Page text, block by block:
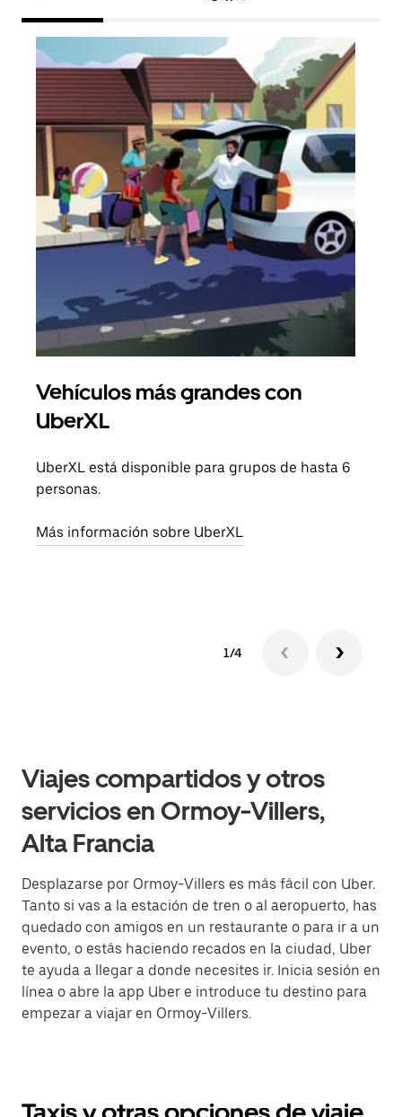
Vehículos más grandes con
UberXL
UberXL está disponible para grupos de hasta 6
personas.
Más información sobre UberXL
1/4
Viajes compartidos y otros
servicios en Ormoy-Villers,
Alta Francia
Desplazarse por Ormoy-Villers es más fácil con Uber.
Tanto si vas a la estación de tren o al aeropuerto, has
quedado con amigos en un restaurante o para ir a un
evento, o estás haciendo recados en la ciudad, Uber
te ayuda a llegar a donde necesites ir. Inicia sesión en
línea o abre la app Uber e introduce tu destino para
empezar a viajar en Ormoy-Villers.